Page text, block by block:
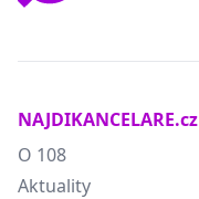
NAJDIKANCELARE.cz
O 108
Aktuality